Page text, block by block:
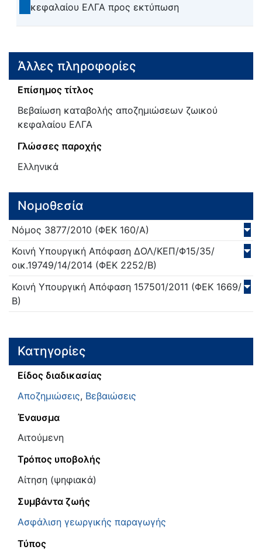
κεφαλαίου ΕΛΓΑ προς εκτύπωση
Άλλες πληροφορίες
Επίσημος τίτλος
Βεβαίωση καταβολής αποζημιώσεων ζωικού
κεφαλαίου ΕΛΓΑ
Γλώσσες παροχής
Ελληνικά
Νομοθεσία
Νόμος 3877/2010 (ΦΕΚ 160/Α)
Κοινή Υπουργική Απόφαση ΔΟΛ/ΚΕΠ/Φ15/35/
οικ.19749/14/2014 (ΦΕΚ 2252/Β)
Κοινή Υπουργική Απόφαση 157501/2011 (ΦΕΚ 1669/
Β)
Κατηγορίες
Είδος διαδικασίας
Αποζημιώσεις, Βεβαιώσεις
Έναυσμα
Αιτούμενη
Τρόπος υποβολής
Αίτηση (ψηφιακά)
Συμβάντα ζωής
Ασφάλιση γεωργικής παραγωγής
Τύπος